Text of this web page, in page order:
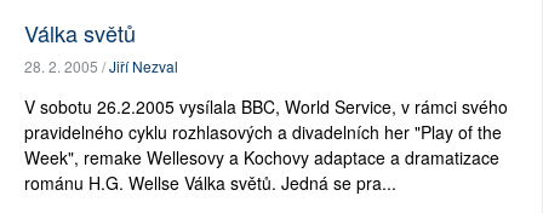
Válka světů
28. 2. 2005 /Jiří Nezval
V sobotu 26.2.2005 vysílala BBC, World Service, v rámci svého
pravidelného cyklu rozhlasových a divadelních her "Play of the
Week", remake Wellesovy a Kochovy adaptace a dramatizace
románu H.G. Wellse Válka světů. Jedná se pra...